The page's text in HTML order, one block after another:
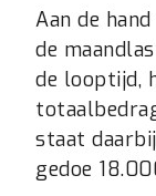
Aan de
de
de looptijd,
staat
gedoe